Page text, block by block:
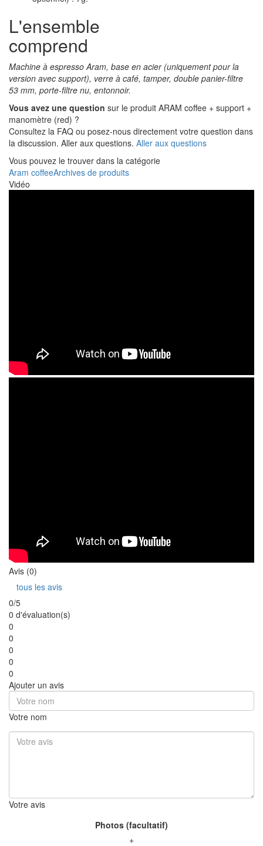
L'ensemble
comprend
Machine à espresso Aram, base en acier (uniquement pour la
version avec support), verre à café, tamper, double panier-filtre
53 mm, porte-filtre nu, entonnoir.
Vous avez une question sur le produit ARAM coffee + support +
manomètre (red) ?
Consultez la FAQ ou posez-nous directement votre question dans
la discussion. Aller aux questions. Aller aux questions
Vous pouvez le trouver dans la catégorie
Aram coffeeArchives de produits
Vidéo
Avis (0)
tous les avis
0/5
0 d'évaluation(s)
0
0
0
0
0
Ajouter un avis
Votre nom
Votre avis
Photos (facultatif)
+